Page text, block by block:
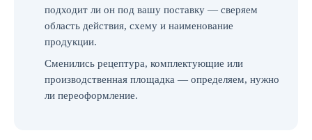
подходит ли он под вашу поставку — сверяем
область действия, схему и наименование
продукции.
Сменились рецептура, комплектующие или
производственная площадка — определяем, нужно
ли переоформление.